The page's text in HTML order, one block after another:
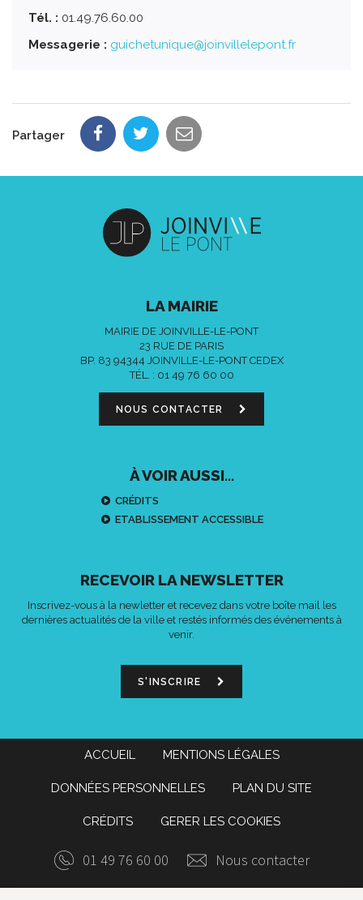
Tél. : 01.49.76.60.00
Messagerie : guichetunique@joinvillelepont.fr
Partager
LA MAIRIE
MAIRIE DE JOINVILLE-LE-PONT
23 RUE DE PARIS
BP. 83 94344 JOINVILLE-LE-PONT CEDEX
TÉL. : 01 49 76 60 00
NOUS CONTACTER
À VOIR AUSSI...
CRÉDITS
ETABLISSEMENT ACCESSIBLE
RECEVOIR LA NEWSLETTER
Inscrivez-vous à la newletter et recevez dans votre boîte mail les
dernières actualités de la ville et restés informés des événements à
venir.
S'INSCRIRE
ACCUEIL MENTIONS LÉGALES
DONNÉES PERSONNELLES PLAN DU SITE
CRÉDITS GERER LES COOKIES
01 49 76 60 00 Nous contacter